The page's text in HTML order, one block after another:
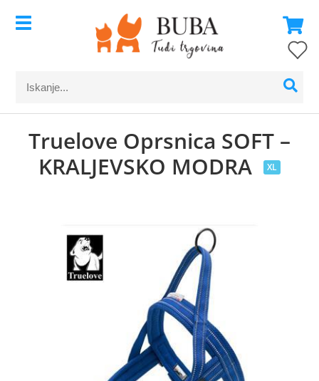
Truelove Oprsnica SOFT –
KRALJEVSKO MODRA
XL